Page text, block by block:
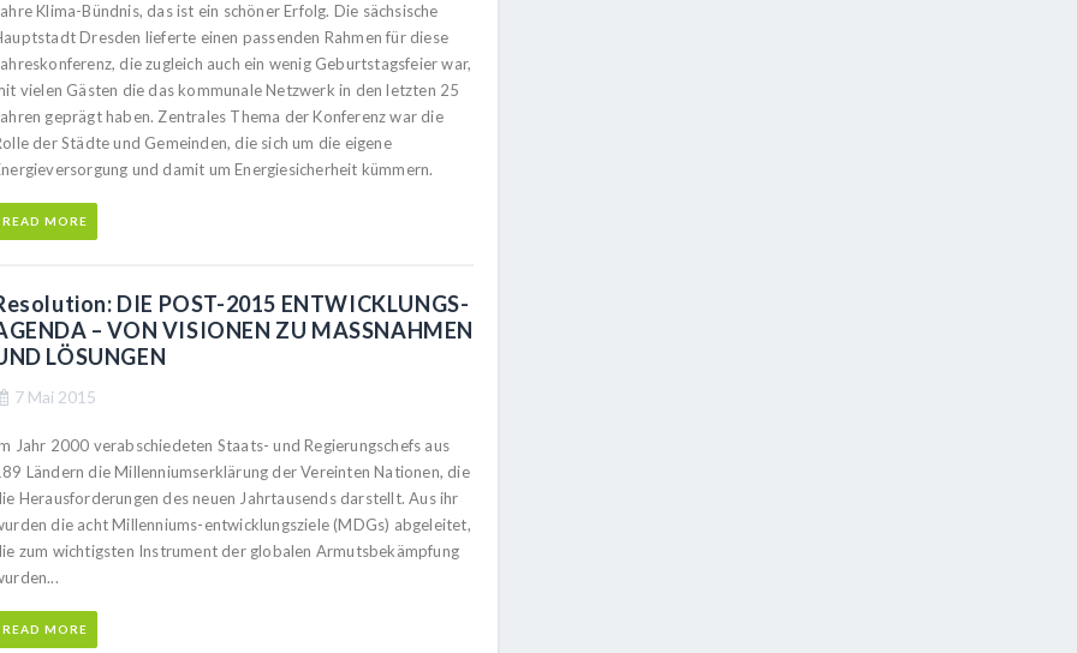
Klima-Bündnis, das ist ein schöner Erfolg. Die sächsische
Dresden lieferte einen passenden Rahmen für diese
die zugleich auch ein wenig Geburtstagsfeier war,
vielen Gästen die das kommunale Netzwerk in den letzten 25
geprägt haben. Zentrales Thema der Konferenz war die
der Städte und Gemeinden, die sich um die eigene
und damit um Energiesicherheit kümmern.
READ MORE
DIE POST-2015 ENTWICKLUNGS-
– VON VISIONEN ZU MASSNAHMEN
LÖSUNGEN
7 Mai 2015
Jahr 2000 verabschiedeten Staats- und Regierungschefs aus
Ländern die Millenniumserklärung der Vereinten Nationen, die
Herausforderungen des neuen Jahrtausends darstellt. Aus ihr
die acht Millenniums-entwicklungsziele (MDGs) abgeleitet,
zum wichtigsten Instrument der globalen Armutsbekämpfung
READ MORE